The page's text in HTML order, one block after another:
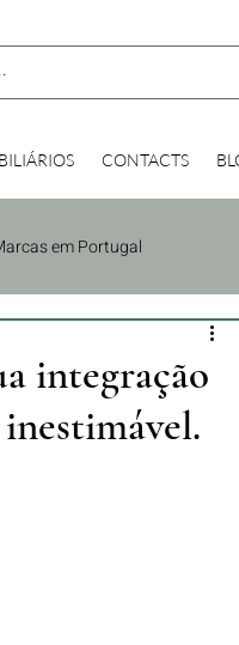
CONTACTS
em Portugal
integração